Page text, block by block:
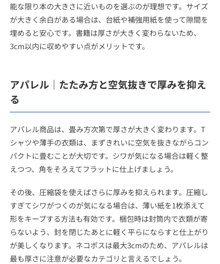
能な限り本の大きさに近いものを選ぶのが理想です。サイズ
が大きく余白がある場合は、台紙や補強用紙を使って隙間を
埋めると安心です。書籍は厚さが大きく変わらないため、
3cm以内に収めやすい点がメリットです。
アパレル｜たたみ方と空気抜きで厚みを抑え
る
アパレル商品は、畳み方次第で厚さが大きく変わります。T
シャツや薄手の衣類は、まずきれいに空気を抜きながらコン
パクトに畳むことが大切です。シワが気になる場合は軽く整
えつつ、角をそろえてフラットに仕上げましょう。
その後、圧縮袋を使えばさらに厚みを抑えられます。圧縮し
すぎてシワがつくのが気になる場合は、薄い紙を1枚添えて
形をキープする方法も有効です。梱包時は封筒内で衣類が寄
らないよう、封を閉じたあとに軽く平らにならすと仕上がり
が美しくなります。ネコポスは最大3cmのため、アパレルは
最も厚さに注意が必要なカテゴリと言えるでしょう。